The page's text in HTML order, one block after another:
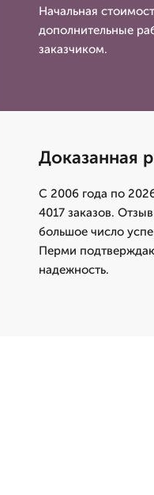
Начальная
дополнительные
заказчиком.
Доказанная
С 2006 года по
4017 заказов.
большое число
Перми
надежность.